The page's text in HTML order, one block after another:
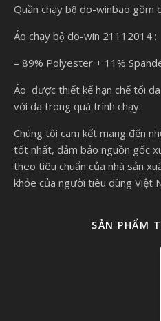
Quần chạy bộ do-winbao gồm
Áo chạy bộ do-win 21112014 :
– 89% Polyester + 11%
Áo được thiết kế hạn chế tối
với da trong quá trình chạy.
Chúng tôi cam kết mang đến
tốt nhất, đảm bảo nguồn gốc
theo tiêu chuẩn của nhà sản
khỏe của người tiêu dùng Việt
SẢN PHẨM